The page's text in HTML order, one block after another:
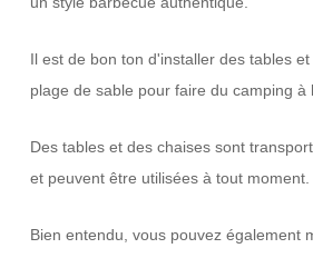
Il est de bon ton d'installer des tables
plage de sable pour faire du camping à
Des tables et des chaises sont
et peuvent être utilisées à tout moment.
Bien entendu, vous pouvez également